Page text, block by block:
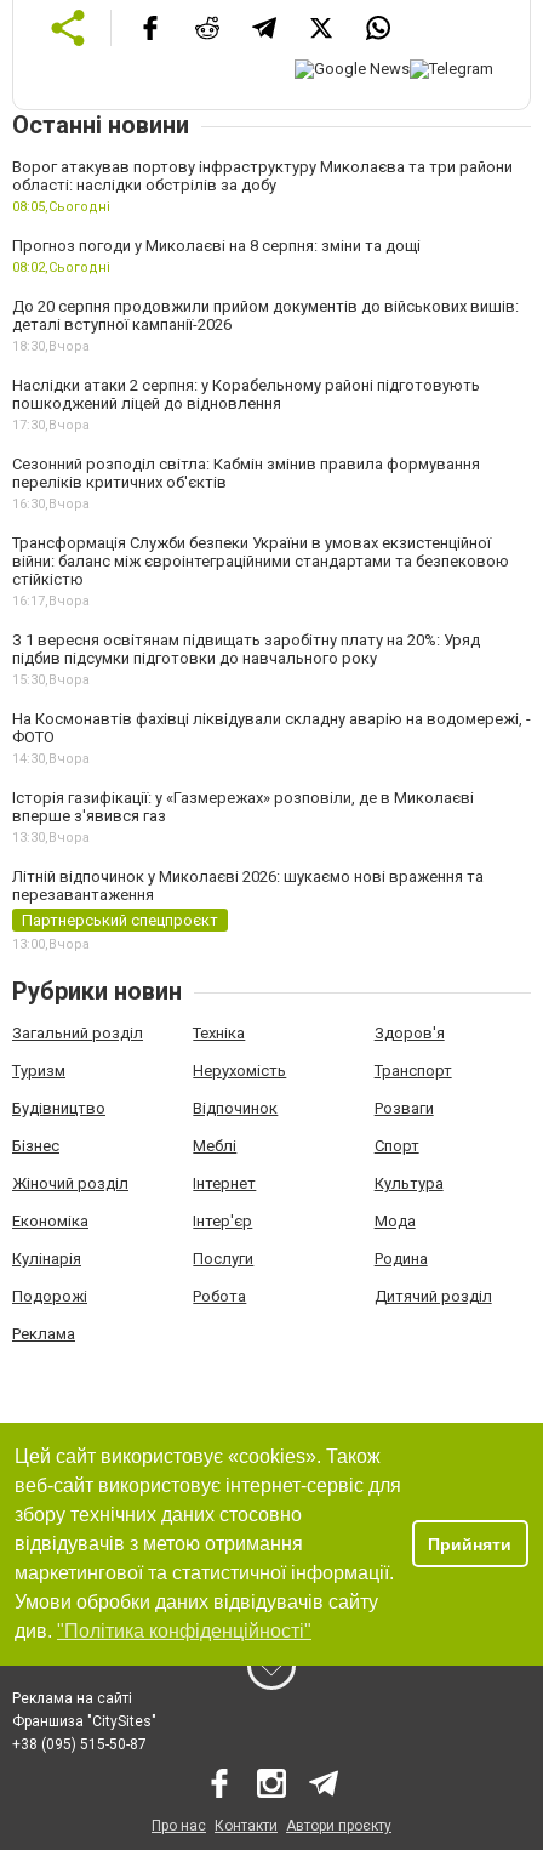
Останні новини
Ворог атакував портову інфраструктуру Миколаєва та три райони
області: наслідки обстрілів за добу
08:05, Сьогодні
Прогноз погоди у Миколаєві на 8 серпня: зміни та дощі
08:02, Сьогодні
До 20 серпня продовжили прийом документів до військових вишів:
деталі вступної кампанії-2026
18:30, Вчора
Наслідки атаки 2 серпня: у Корабельному районі підготовують
пошкоджений ліцей до відновлення
17:30, Вчора
Сезонний розподіл світла: Кабмін змінив правила формування
переліків критичних об'єктів
16:30, Вчора
Трансформація Служби безпеки України в умовах екзистенційної
війни: баланс між євроінтеграційними стандартами та безпековою
стійкістю
16:17, Вчора
З 1 вересня освітянам підвищать заробітну плату на 20%: Уряд
підбив підсумки підготовки до навчального року
15:30, Вчора
На Космонавтів фахівці ліквідували складну аварію на водомережі, -
ФОТО
14:30, Вчора
Історія газифікації: у «Газмережах» розповіли, де в Миколаєві
вперше з'явився газ
13:30, Вчора
Літній відпочинок у Миколаєві 2026: шукаємо нові враження та
перезавантаження
Партнерський спецпроєкт
13:00, Вчора
Рубрики новин
Загальний розділ Техніка Здоров'я
Туризм Нерухомість Транспорт
Будівництво Відпочинок Розваги
Бізнес Меблі Спорт
Жіночий розділ Інтернет Культура
Економіка Інтер'єр Мода
Кулінарія Послуги Родина
Подорожі Робота Дитячий розділ
Реклама
Цей сайт використовує «cookies». Також
веб-сайт використовує інтернет-сервіс для
збору технічних даних стосовно
відвідувачів з метою отримання
маркетингової та статистичної інформації.
Умови обробки даних відвідувачів сайту
див. "Політика конфіденційності"
Прийняти
Реклама на сайті
Франшиза "CitySites"
+38 (095) 515-50-87
Про нас Контакти Автори проєкту